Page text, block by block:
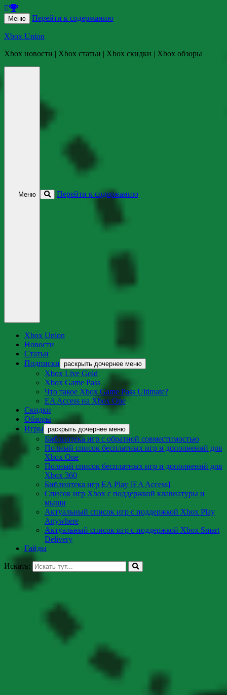
Меню Перейти к содержанию
Xbox Union
Xbox новости | Xbox статьи | Xbox скидки | Xbox обзоры
Меню Перейти к содержанию
Xbox Union
Новости
Статьи
Подписки раскрыть дочернее меню
Xbox Live Gold
Xbox Game Pass
Что такое Xbox Game Pass Ultimate?
EA Access на Xbox One
Скидки
Обзоры
Игры раскрыть дочернее меню
Библиотека игр с обратной совместимостью
Полный список бесплатных игр и дополнений для
Xbox One
Полный список бесплатных игр и дополнений для
Xbox 360
Библиотека игр EA Play [EA Access]
Список игр Xbox c поддержкой клавиатуры и
мыши
Актуальный список игр с поддержкой Xbox Play
Anywhere
Актуальный список игр с поддержкой Xbox Smart
Delivery
Гайды
Искать: